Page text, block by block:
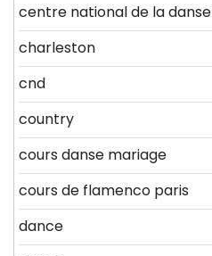
centre national de la danse
charleston
cnd
country
cours danse mariage
cours de flamenco paris
dance